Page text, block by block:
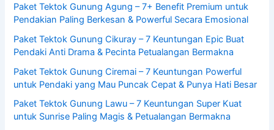
Paket Tektok Gunung Agung – 7+ Benefit Premium untuk
Pendakian Paling Berkesan & Powerful Secara Emosional
Paket Tektok Gunung Cikuray – 7 Keuntungan Epic Buat
Pendaki Anti Drama & Pecinta Petualangan Bermakna
Paket Tektok Gunung Ciremai – 7 Keuntungan Powerful
untuk Pendaki yang Mau Puncak Cepat & Punya Hati Besar
Paket Tektok Gunung Lawu – 7 Keuntungan Super Kuat
untuk Sunrise Paling Magis & Petualangan Bermakna